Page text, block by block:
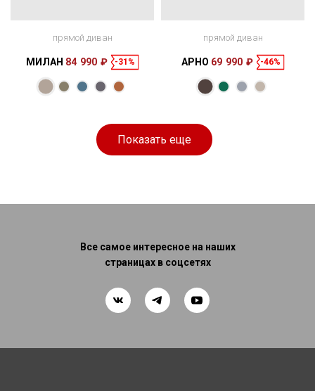
Размеры
место
190 × 160 см
прямой диван
МИЛАН 84 990 ₽ -31%
Размеры
230 × 120 × 87
прямой диван
АРНО 69 990 ₽ -46%
Показать еще
Все самое интересное на наших
страницах в соцсетях